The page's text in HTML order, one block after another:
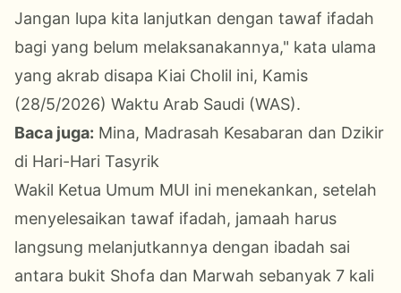
Jangan lupa kita lanjutkan dengan tawaf ifadah
bagi yang belum melaksanakannya," kata ulama
yang akrab disapa Kiai Cholil ini, Kamis
(28/5/2026) Waktu Arab Saudi (WAS).
Baca juga: Mina, Madrasah Kesabaran dan Dzikir
di Hari-Hari Tasyrik
Wakil Ketua Umum MUI ini menekankan, setelah
menyelesaikan tawaf ifadah, jamaah harus
langsung melanjutkannya dengan ibadah sai
antara bukit Shofa dan Marwah sebanyak 7 kali